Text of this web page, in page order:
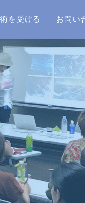
を受ける お問い